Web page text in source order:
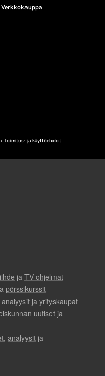
Verkkokauppa
•Toimitus- ja käyttöehdot